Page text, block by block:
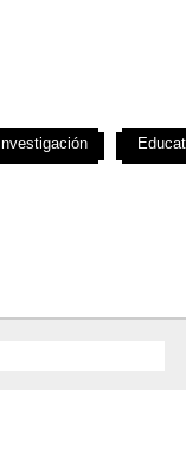
Investigación